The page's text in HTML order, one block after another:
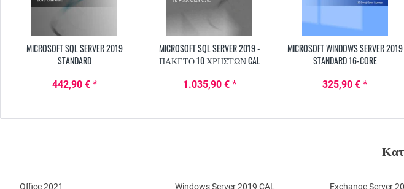
MICROSOFT SQL SERVER 2019
STANDARD
442,90 € *
MICROSOFT SQL SERVER 2019 -
ΠΑΚΈΤΟ 10 ΧΡΗΣΤΏΝ CAL
1.035,90 € *
MICROSOFT WINDOWS SERVER 2019
STANDARD 16-CORE
325,90 € *
Office 2021
Exchange Server
Windows Server 2019 CAL